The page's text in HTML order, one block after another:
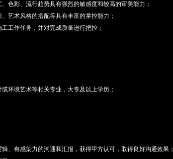
彩、流行趋势具有强烈的敏感度和较高的审美能力；
艺术风格的搭配等具有丰富的掌控能力；
工作任务，并对完成质量进行把控；
环境艺术等相关专业，大专及以上学历；
有感染力的沟通和汇报，获得甲方认可，取得良好沟通效果；